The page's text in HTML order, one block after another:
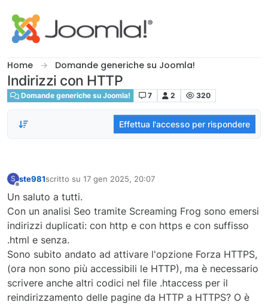
Home Domande generiche su Joomla!
Indirizzi con HTTP
Domande generiche su Joomla! 7 2 320
Effettua l'accesso per rispondere
S ste981scritto su 17 gen 2025, 20:07
ultima modifica di
Un saluto a tutti.
Con un analisi Seo tramite Screaming Frog sono emersi
indirizzi duplicati: con http e con https e con suffisso
.html e senza.
Sono subito andato ad attivare l'opzione Forza HTTPS,
(ora non sono più accessibili le HTTP), ma è necessario
scrivere anche altri codici nel file .htaccess per il
reindirizzamento delle pagine da HTTP a HTTPS? O è